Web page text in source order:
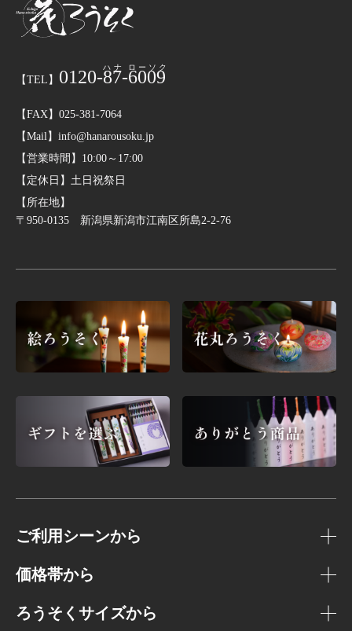
【TEL】 0120-87-6009
【FAX】025-381-7064
【Mail】info@hanarousoku.jp
【営業時間】10:00～17:00
【定休日】土日祝祭日
【所在地】
〒950-0135 新潟県新潟市江南区所島2-2-76
ご利用シーンから
価格帯から
ろうそくサイズから